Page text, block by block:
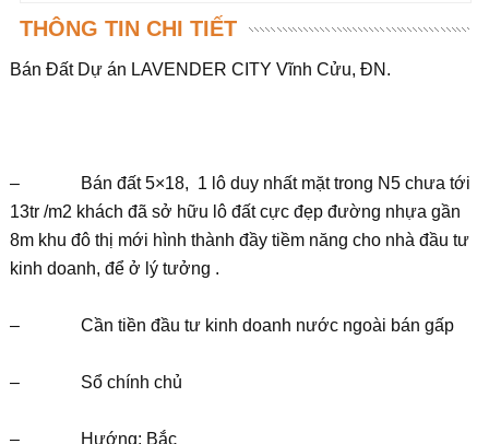
THÔNG TIN CHI TIẾT
Bán Đất Dự án LAVENDER CITY Vĩnh Cửu, ĐN.
– Bán đất 5×18, 1 lô duy nhất mặt trong N5 chưa tới
13tr /m2 khách đã sở hữu lô đất cực đẹp đường nhựa gần
8m khu đô thị mới hình thành đầy tiềm năng cho nhà đầu tư
kinh doanh, để ở lý tưởng .
– Cần tiền đầu tư kinh doanh nước ngoài bán gấp
– Sổ chính chủ
– Hướng: Bắc